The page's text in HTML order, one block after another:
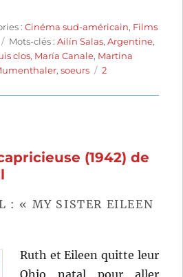
:Cinéma sud-américain, Films
Étiquettes
Mots-clés :Ailín Salas,Argentine,
clos, María Canale, Martina
,soeurs
2
(1942) de
: « MY SISTER EILEEN
Ruth et Eileen quitte leur